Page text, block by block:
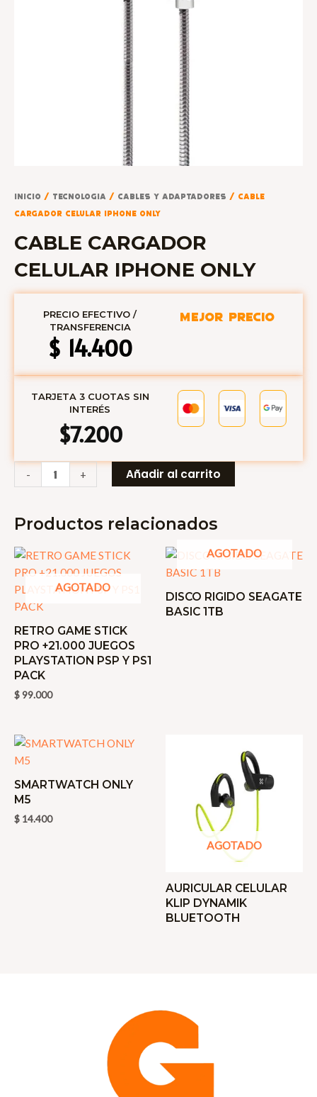
Inicio / TECNOLOGIA / CABLES Y ADAPTADORES / CABLE
CARGADOR CELULAR IPHONE ONLY
CABLE CARGADOR
CELULAR IPHONE ONLY
PRECIO EFECTIVO /
TRANSFERENCIA
$ 14.400
MEJOR PRECIO
TARJETA 3 CUOTAS SIN
INTERÉS
$7.200
-
CARGADOR
IPHONE
cantidad
+ Añadir al carrito
Productos relacionados
AGOTADO
RETRO GAME STICK
PRO +21.000 JUEGOS
PLAYSTATION PSP Y PS1
PACK
$99.000
AGOTADO
DISCO RIGIDO SEAGATE
BASIC 1TB
SMARTWATCH ONLY
M5
$ 14.400
AGOTADO
AURICULAR CELULAR
KLIP DYNAMIK
BLUETOOTH